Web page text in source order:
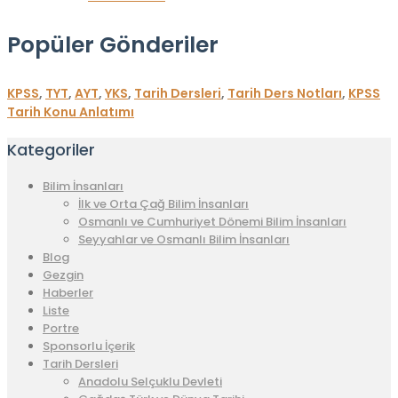
Popüler Gönderiler
KPSS, TYT, AYT, YKS, Tarih Dersleri, Tarih Ders Notları, KPSS
Tarih Konu Anlatımı
Kategoriler
Bilim İnsanları
İlk ve Orta Çağ Bilim İnsanları
Osmanlı ve Cumhuriyet Dönemi Bilim İnsanları
Seyyahlar ve Osmanlı Bilim İnsanları
Blog
Gezgin
Haberler
Liste
Portre
Sponsorlu İçerik
Tarih Dersleri
Anadolu Selçuklu Devleti